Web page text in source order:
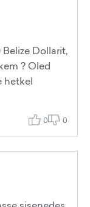
Dollarit,
? Oled
hetkel
0 0